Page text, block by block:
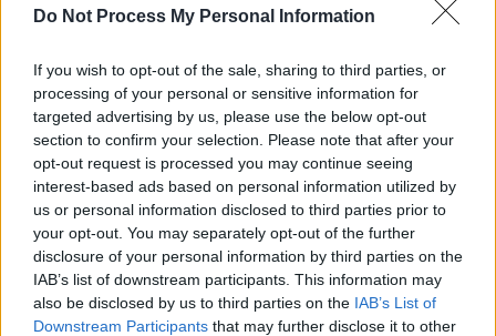
Do Not Process My Personal Information
If you wish to opt-out of the sale, sharing to third parties, or
processing of your personal or sensitive information for
targeted advertising by us, please use the below opt-out
section to confirm your selection. Please note that after your
opt-out request is processed you may continue seeing
interest-based ads based on personal information utilized by
us or personal information disclosed to third parties prior to
your opt-out. You may separately opt-out of the further
disclosure of your personal information by third parties on the
IAB’s list of downstream participants. This information may
also be disclosed by us to third parties on the IAB’s List of
Downstream Participants that may further disclose it to other
διαφθοράς, στην οποία έχει βουλιάξει τον
ΣΥΡΙΖΑ: Η χώρα δεν αντέχει άλλα
σκάνδαλα με τη σφραγίδα της
εξουσίας
«Η δεύτερη δικογραφία για το σκάνδαλο του
ΟΠΕΚΕΠΕ, που διαβιβάστηκε στον Άρειο
Πάγο από την Ευρωπαϊκή Εισαγγελία,
συνιστά ένα ακόμη ηχηρό ράπισμα στην
κυβέρνηση Μητσοτάκη και αποκαλύπτει,